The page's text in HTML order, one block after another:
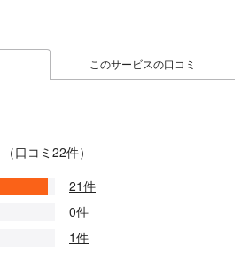
このサービスの口コミ
（口コミ22件）
21件
0件
1件